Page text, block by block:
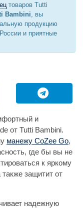
товаров Tutti
Bambini , вы
продукцию
и приятные
и
от Tutti Bambini.
манежу CoZee Go,
где бы вы не
к яркому
защитит от
надежную